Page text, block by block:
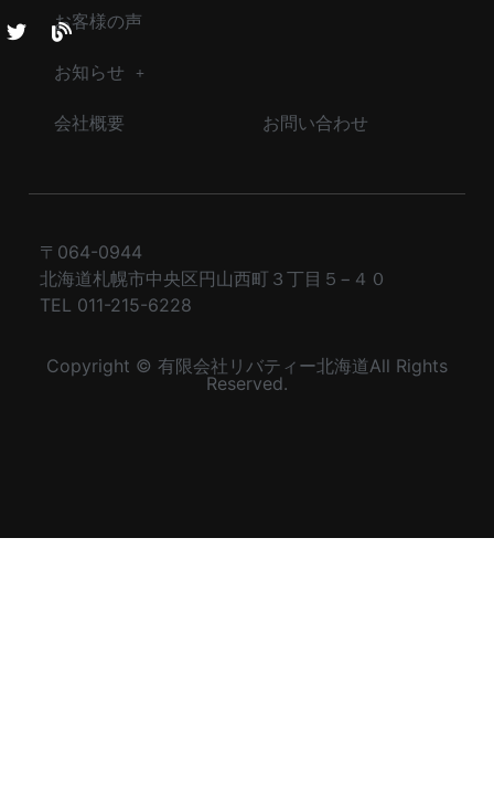
お客様の声
お知らせ
会社概要 お問い合わせ
〒064-0944
北海道札幌市中央区円山西町３丁目５−４０
TEL 011-215-6228
Copyright © 有限会社リバティー北海道All Rights
Reserved.